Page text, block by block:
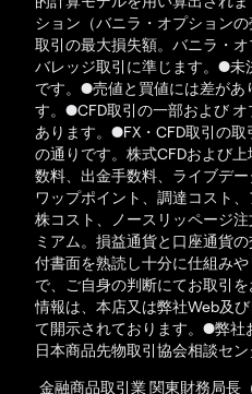
ション（バニラ・オプション
取引の最大損失額。バニラ・
バレッジ取引に準じます。●未
です。●売値と買値には差があ
す。●CFD取引の一部および
あります。●FX・CFD取引の
の通りです。株式CFDおよび
数料、出金手数料、ライブデ
ワップポイント、調達コスト
株コスト、ノースリッページ
ミアム。損益通貨と口座通貨
付書面を熟読し十分に仕組み
で、ご自身の判断にてお取引
情報は、本店又は弊社Web及
て開示されております。●弊社
日本商品先物取引協会相談セ
金融商品取引業 関東財務局長